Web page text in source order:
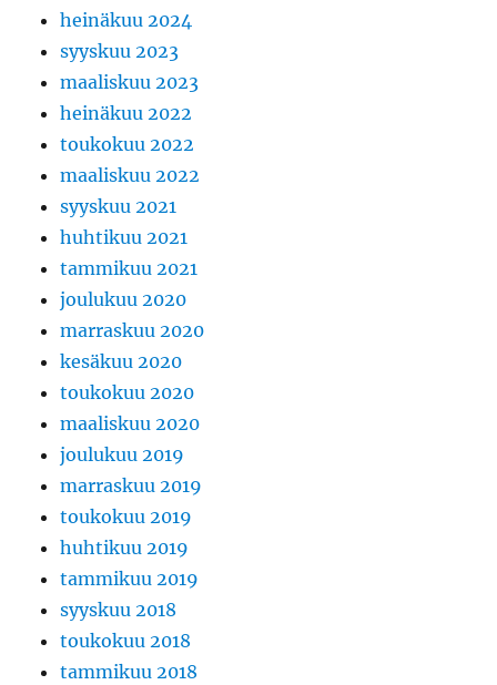
heinäkuu 2024
syyskuu 2023
maaliskuu 2023
heinäkuu 2022
toukokuu 2022
maaliskuu 2022
syyskuu 2021
huhtikuu 2021
tammikuu 2021
joulukuu 2020
marraskuu 2020
kesäkuu 2020
toukokuu 2020
maaliskuu 2020
joulukuu 2019
marraskuu 2019
toukokuu 2019
huhtikuu 2019
tammikuu 2019
syyskuu 2018
toukokuu 2018
tammikuu 2018